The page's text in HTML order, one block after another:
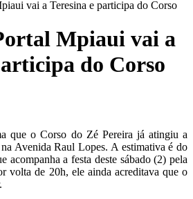
vai a Teresina e participa do Corso
Mpiaui vai a
do Corso
que o Corso do Zé Pereira já atingiu a
Avenida Raul Lopes. A estimativa é do
acompanha a festa deste sábado (2) pela
volta de 20h, ele ainda acreditava que o